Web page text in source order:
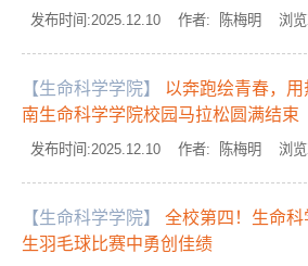
发布时间:2025.12.10 作者: 陈梅明 浏览
【生命科学学院】
以奔跑绘青春，
南生命科学学院校园马拉松圆满结束
发布时间:2025.12.10 作者: 陈梅明 浏览
【生命科学学院】
全校第四！生命科
生羽毛球比赛中勇创佳绩